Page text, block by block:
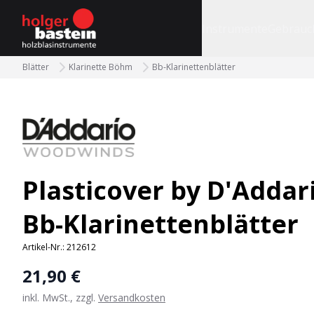
bastein
Blätter Klarinette Böhm Bb-Klarinettenblätter
Plasticover by
Bb-Klarinettenblätter
Artikel-Nr.: 212612
21,90 €
inkl. MwSt., zzgl. Versandkosten